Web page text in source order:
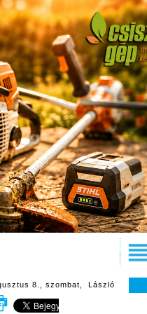
8., szombat, László